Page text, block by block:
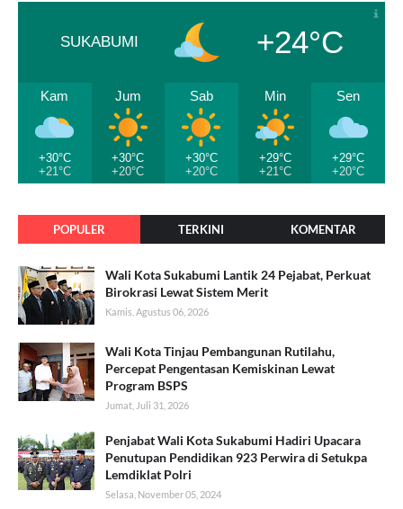
SUKABUMI +24°C
Kam
+30°C
+21°C
Jum
+30°C
+20°C
Sab
+30°C
+20°C
Min
+29°C
+21°C
Sen
+29°C
+20°C
POPULER TERKINI KOMENTAR
Wali Kota Sukabumi Lantik 24 Pejabat, Perkuat
Birokrasi Lewat Sistem Merit
Kamis, Agustus 06, 2026
Wali Kota Tinjau Pembangunan Rutilahu,
Percepat Pengentasan Kemiskinan Lewat
Program BSPS
Jumat, Juli 31, 2026
Penjabat Wali Kota Sukabumi Hadiri Upacara
Penutupan Pendidikan 923 Perwira di Setukpa
Lemdiklat Polri
Selasa, November 05, 2024